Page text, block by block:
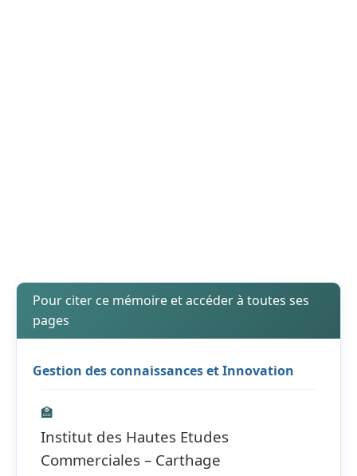
Pour citer ce mémoire et accéder à toutes ses
pages
Gestion des connaissances et Innovation
🏫
Institut des Hautes Etudes
Commerciales – Carthage